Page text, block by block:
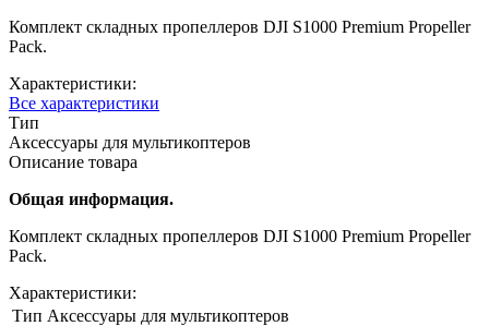
Комплект складных пропеллеров DJI S1000 Premium Propeller
Pack.
Характеристики:
Все характеристики
Тип
Аксессуары для мультикоптеров
Описание товара
Общая информация.
Комплект складных пропеллеров DJI S1000 Premium Propeller
Pack.
Характеристики:
Тип Аксессуары для мультикоптеров